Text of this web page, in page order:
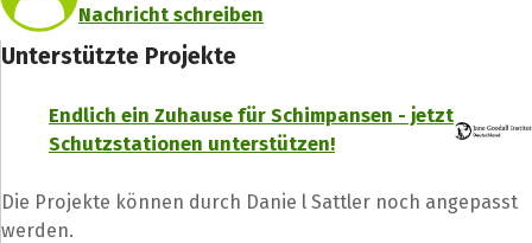
Nachricht schreiben
Unterstützte Projekte
Endlich ein Zuhause für Schimpansen - jetzt
Schutzstationen unterstützen!
Die Projekte können durch Danie l Sattler noch angepasst
werden.
Spendenempfänger